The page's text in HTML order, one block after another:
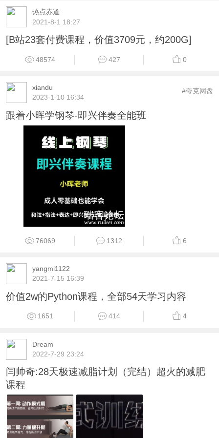
热点赤道
2021-8-1 18:27
[B站23套付费课程，价值3709元，约200G]
48574 427 0
xiandu
2023-1-10 16:34
#夸克网盘
跟着小晖学钢琴-即兴伴奏全能班
76069 1312 6
yangmi1122
2021-7-15 16:39
价值2w的Python课程，全部54天学习内容
1651 414 4
Dream
2022-7-29 23:24
闫帅奇:28天极速减脂计划（完结）超火的减肥
课程